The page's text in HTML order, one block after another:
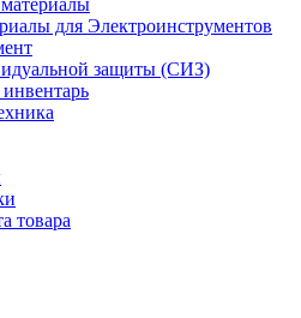
для Электроинструментов
защиты (СИЗ)
товара